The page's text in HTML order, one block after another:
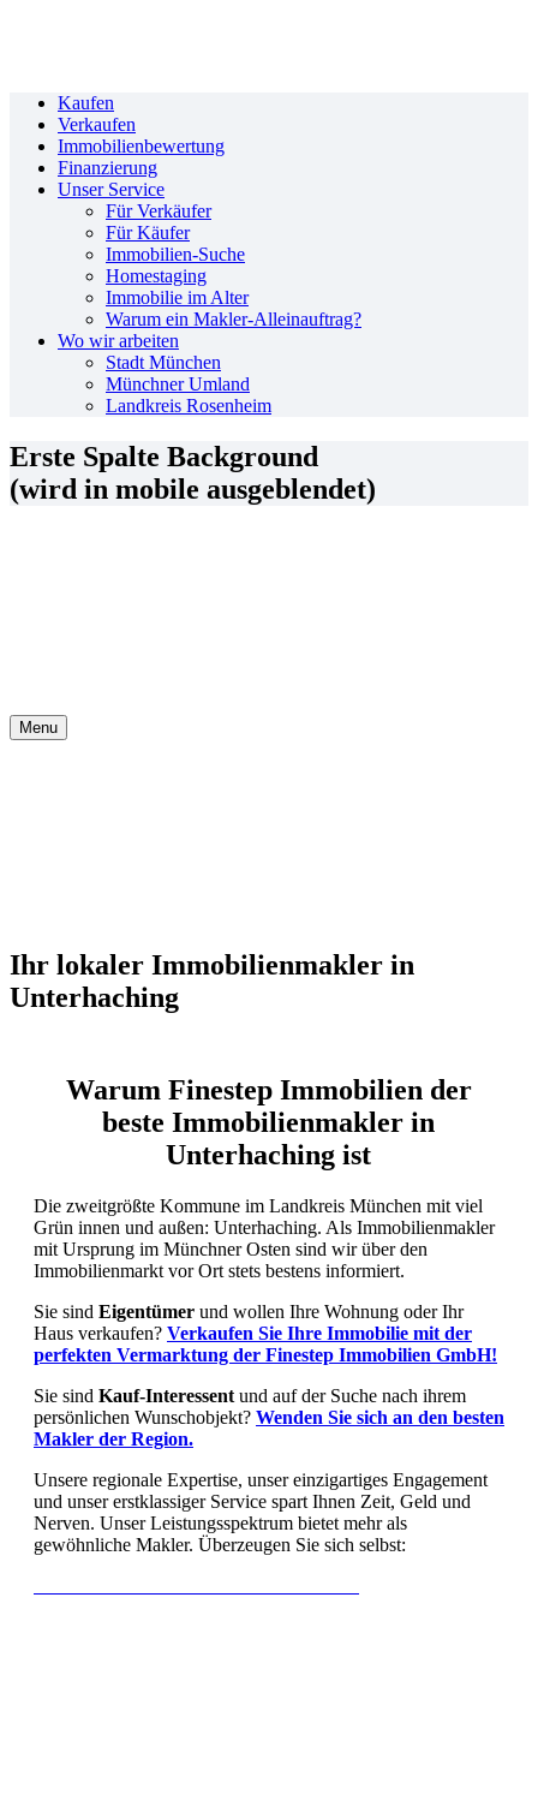
Kaufen
Verkaufen
Immobilienbewertung
Finanzierung
Unser Service
Für Verkäufer
Für Käufer
Immobilien-Suche
Homestaging
Immobilie im Alter
Warum ein Makler-Alleinauftrag?
Wo wir arbeiten
Stadt München
Münchner Umland
Landkreis Rosenheim
Erste Spalte Background
(wird in mobile ausgeblendet)
Menu
Ihr lokaler Immobilienmakler in
Unterhaching
Warum Finestep Immobilien der
beste Immobilienmakler in
Unterhaching ist
Die zweitgrößte Kommune im Landkreis München mit viel
Grün innen und außen: Unterhaching. Als Immobilienmakler
mit Ursprung im Münchner Osten sind wir über den
Immobilienmarkt vor Ort stets bestens informiert.
Sie sind Eigentümer und wollen Ihre Wohnung oder Ihr
Haus verkaufen? Verkaufen Sie Ihre Immobilie mit der
perfekten Vermarktung der Finestep Immobilien GmbH!
Sie sind Kauf-Interessent und auf der Suche nach ihrem
persönlichen Wunschobjekt? Wenden Sie sich an den besten
Makler der Region.
Unsere regionale Expertise, unser einzigartiges Engagement
und unser erstklassiger Service spart Ihnen Zeit, Geld und
Nerven. Unser Leistungsspektrum bietet mehr als
gewöhnliche Makler. Überzeugen Sie sich selbst: